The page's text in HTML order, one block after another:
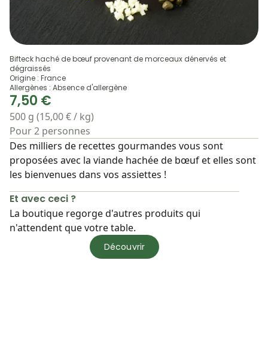
Bifteck haché de bœuf provenant de morceaux dénervés et
dégraissés
Origine : France
Allergènes : Absence d'allergène
7,50 €
500 g (15,00 € / kg)
Pour 2 personnes
Des milliers de recettes gourmandes vous sont
proposées avec la viande hachée de bœuf et elles sont
les bienvenues dans vos assiettes !
Et avec ceci ?
La boutique regorge d'autres produits qui
n'attendent que votre table.
Découvrir